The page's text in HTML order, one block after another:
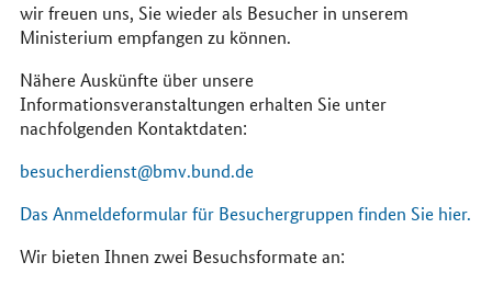
wir freuen uns, Sie wieder als Besucher in unserem
Ministerium empfangen zu können.
Nähere Auskünfte über unsere
Informationsveranstaltungen erhalten Sie unter
nachfolgenden Kontaktdaten:
besucherdienst@bmv.bund.de
Das Anmeldeformular für Besuchergruppen finden Sie hier.
Wir bieten Ihnen zwei Besuchsformate an: